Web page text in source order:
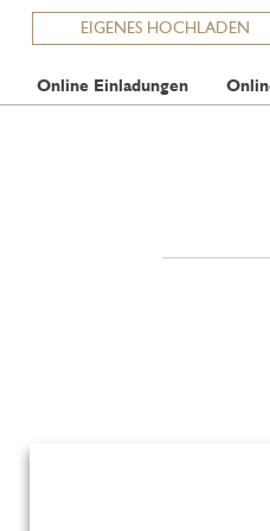
EIGENES HOCHLADEN
Online Einladungen